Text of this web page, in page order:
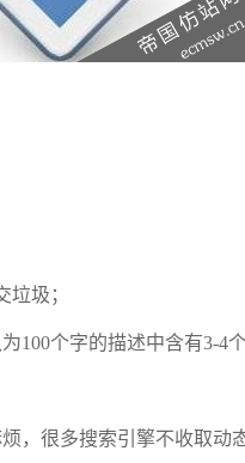
圾；
100个字的描述中含有3-4
，很多搜索引擎不收取